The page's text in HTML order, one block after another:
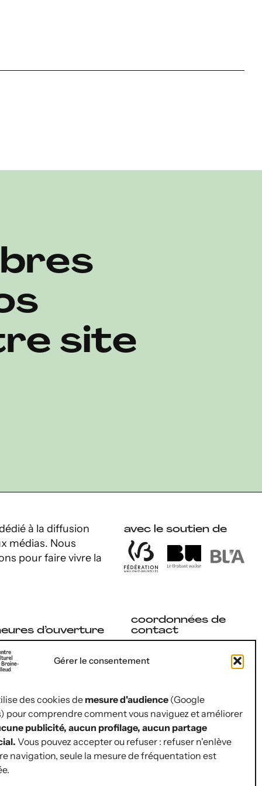
Gérer le consentement
des cookies demesure d'audience (Google
pour comprendre comment vous naviguez et améliorer
publicité, aucun profilage, aucun partage
Vous pouvez accepter ou refuser : refuser n'enlève
navigation, seule la mesure de fréquentation est
site
à la diffusion
médias. Nous
pour faire vivre la
avec le soutien de
d’ouverture
9 h à 17 h
lundi au vendredi
9 h à 12 h 30
coordonnées de
contact
1420 Braine-l’Alleud
hello@lepop.be
ASBL POP
Région Wallonne | BE12
0681 0481 5092 | RPM
de Nivelles